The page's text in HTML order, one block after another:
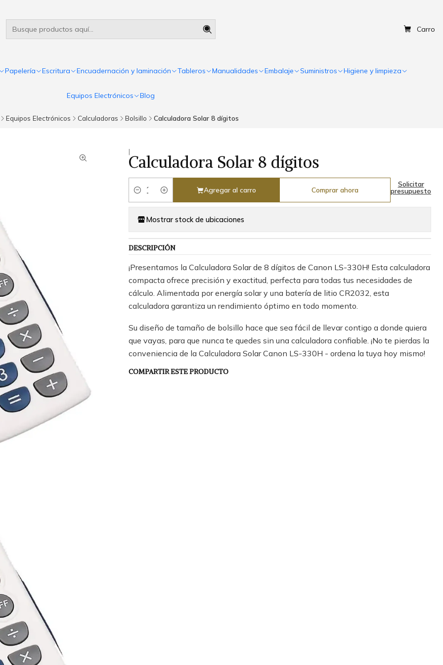
Carro
Papelería Escritura Encuadernación y laminación Tableros Manualidades Embalaje Suministros Higiene y limpieza
Equipos Electrónicos Blog
Equipos Electrónicos Calculadoras Bolsillo Calculadora Solar 8 dígitos
|
Calculadora Solar 8 dígitos
Cantidad
Agregar al carro Comprar ahora
Solicitar
presupuesto
Mostrar stock de ubicaciones
DESCRIPCIÓN
¡Presentamos la Calculadora Solar de 8 dígitos de Canon LS-330H! Esta calculadora
compacta ofrece precisión y exactitud, perfecta para todas tus necesidades de
cálculo. Alimentada por energía solar y una batería de litio CR2032, esta
calculadora garantiza un rendimiento óptimo en todo momento.
Su diseño de tamaño de bolsillo hace que sea fácil de llevar contigo a donde quiera
que vayas, para que nunca te quedes sin una calculadora confiable. ¡No te pierdas la
conveniencia de la Calculadora Solar Canon LS-330H - ordena la tuya hoy mismo!
COMPARTIR ESTE PRODUCTO